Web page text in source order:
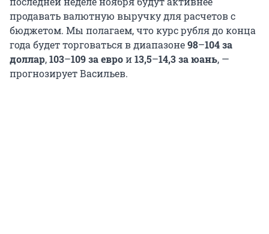
продавать валютную выручку для расчетов с
бюджетом. Мы полагаем, что курс рубля до конца
года будет торговаться в диапазоне98–104 за
доллар,103–109 за еврои13,5–14,3 за юань, —
прогнозирует Васильев.